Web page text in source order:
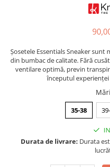
Șosetele Essentials Sneaker
din bumbac de calitate. Fără
ventilare optimă, previn
începutul experienței
35-38
Durata de livrare: Durata